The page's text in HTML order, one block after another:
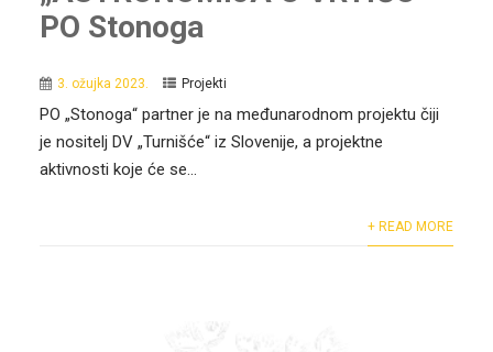
PO Stonoga
3. ožujka 2023. Projekti
PO „Stonoga“ partner je na međunarodnom projektu čiji
je nositelj DV „Turnišće“ iz Slovenije, a projektne
aktivnosti koje će se...
+ READ MORE